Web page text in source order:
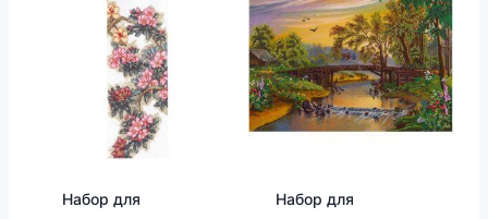
Набор для
Набор для